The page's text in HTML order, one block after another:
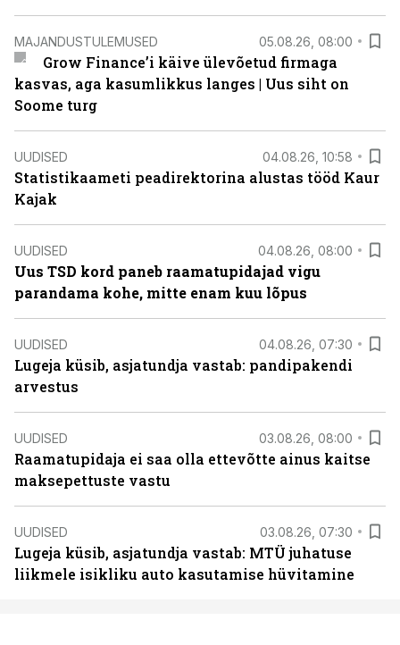
MAJANDUSTULEMUSED 05.08.26, 08:00
Grow Finance’i käive ülevõetud firmaga
kasvas, aga kasumlikkus langes | Uus siht on
Soome turg
UUDISED 04.08.26, 10:58
Statistikaameti peadirektorina alustas tööd Kaur
Kajak
UUDISED 04.08.26, 08:00
Uus TSD kord paneb raamatupidajad vigu
parandama kohe, mitte enam kuu lõpus
UUDISED 04.08.26, 07:30
Lugeja küsib, asjatundja vastab: pandipakendi
arvestus
UUDISED 03.08.26, 08:00
Raamatupidaja ei saa olla ettevõtte ainus kaitse
maksepettuste vastu
UUDISED 03.08.26, 07:30
Lugeja küsib, asjatundja vastab: MTÜ juhatuse
liikmele isikliku auto kasutamise hüvitamine